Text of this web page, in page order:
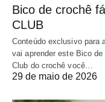
Bico de crochê
CLUB
Conteúdo exclusivo para
vai aprender este Bico
Club do crochê você…
29 de maio de 2026